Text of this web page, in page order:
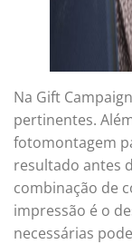
Na Gift
pertinentes.
fotomontagem
resultado antes
combinação de
impressão é o
necessárias